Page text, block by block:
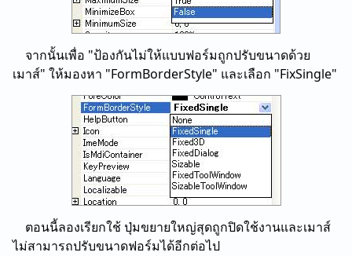
จากนั้นเพื่อ "ป้องกันไม่ให้แบบฟอร์มถูกปรับขนาดด้วย
เมาส์" ให้มองหา "FormBorderStyle" และเลือก "FixSingle"
ตอนนี้ลองเรียกใช้ ปุ่มขยายใหญ่สุดถูกปิดใช้งานและเมาส์
ไม่สามารถปรับขนาดฟอร์มได้อีกต่อไป